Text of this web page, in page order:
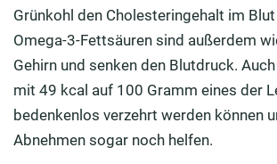
Grünkohl den Cholesteringehalt im
Omega-3-Fettsäuren sind außerdem
Gehirn und senken den Blutdruck.
mit 49 kcal auf 100 Gramm eines der
bedenkenlos verzehrt werden können
Abnehmen sogar noch helfen.